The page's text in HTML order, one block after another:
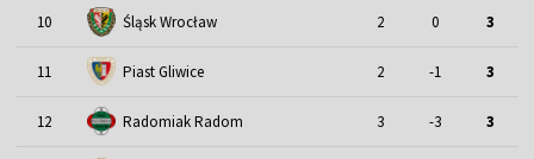
10 Śląsk Wrocław 2 0 3
11 Piast Gliwice 2 -1 3
12 Radomiak Radom 3 -3 3